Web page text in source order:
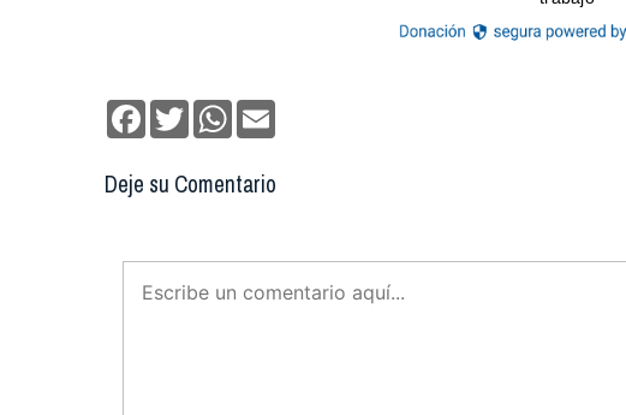
Facebook
TwitterWhatsApp
Deje su Comentario